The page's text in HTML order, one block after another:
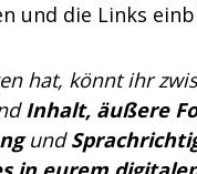
und die Links
hat, könnt ihr
Inhalt, äußere
und